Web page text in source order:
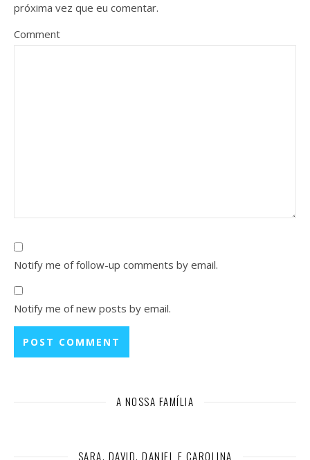
próxima vez que eu comentar.
Comment
Notify me of follow-up comments by email.
Notify me of new posts by email.
A NOSSA FAMÍLIA
SARA, DAVID, DANIEL E CAROLINA